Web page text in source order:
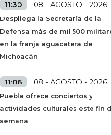
11:30 08 - AGOSTO - 2026
Despliega la Secretaría de la
Defensa más de mil 500
en la franja aguacatera de
Michoacán
11:06 08 - AGOSTO - 2026
Puebla ofrece conciertos y
actividades culturales este fin
semana